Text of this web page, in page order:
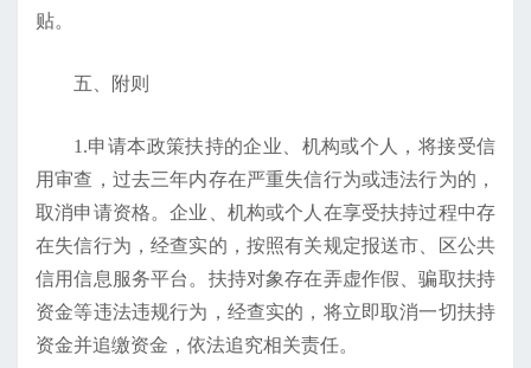
贴。
五、附则
1.申请本政策扶持的企业、机构或个人，将接受信
用审查，过去三年内存在严重失信行为或违法行为的，
取消申请资格。企业、机构或个人在享受扶持过程中存
在失信行为，经查实的，按照有关规定报送市、区公共
信用信息服务平台。扶持对象存在弄虚作假、骗取扶持
资金等违法违规行为，经查实的，将立即取消一切扶持
资金并追缴资金，依法追究相关责任。